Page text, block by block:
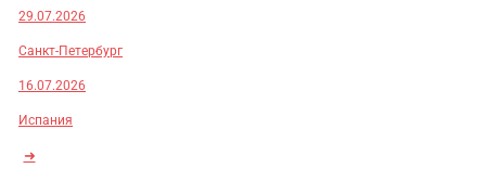
29.07.2026
Санкт-Петербург
16.07.2026
Испания
➜